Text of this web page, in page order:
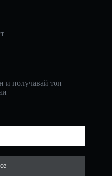
и получавай топ